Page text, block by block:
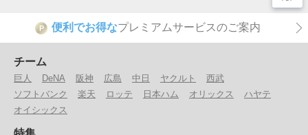
P 便利でお得なプレミアムサービスのご案内
チーム
巨人 DeNA 阪神 広島 中日 ヤクルト
西武
ソフトバンク
楽天 ロッテ 日本ハム オリックス
ハヤテ
オイシックス